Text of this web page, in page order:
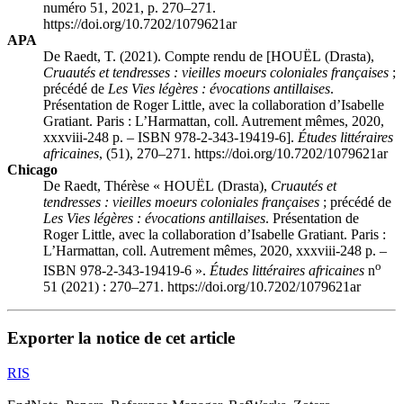
numéro 51, 2021, p. 270–271.
https://doi.org/10.7202/1079621ar
APA
De Raedt, T. (2021). Compte rendu de [HOUËL (Drasta),
Cruautés et tendresses : vieilles moeurs coloniales françaises ;
précédé de Les Vies légères : évocations antillaises.
Présentation de Roger Little, avec la collaboration d’Isabelle
Gratiant. Paris : L’Harmattan, coll. Autrement mêmes, 2020,
xxxviii-248 p. – ISBN 978-2-343-19419-6]. Études littéraires
africaines, (51), 270–271. https://doi.org/10.7202/1079621ar
Chicago
De Raedt, Thérèse « HOUËL (Drasta), Cruautés et
tendresses : vieilles moeurs coloniales françaises ; précédé de
Les Vies légères : évocations antillaises. Présentation de
Roger Little, avec la collaboration d’Isabelle Gratiant. Paris :
L’Harmattan, coll. Autrement mêmes, 2020, xxxviii-248 p. –
ISBN 978-2-343-19419-6 ». Études littéraires africaines no
51 (2021) : 270–271. https://doi.org/10.7202/1079621ar
Exporter la notice de cet article
RIS